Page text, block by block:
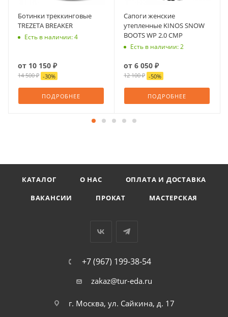
Ботинки треккинговые
TREZETA BREAKER
Есть в наличии: 4
от 10 150 ₽
14 500 ₽ -30%
ПОДРОБНЕЕ
Сапоги женские
утепленные KINOS SNOW
BOOTS WP 2.0 CMP
Есть в наличии: 2
от 6 050 ₽
12 100 ₽ -50%
ПОДРОБНЕЕ
КАТАЛОГ О НАС
ОПЛАТА И ДОСТАВКА
ВАКАНСИИ
ПРОКАТ МАСТЕРСКАЯ
+7 (967) 199-38-54
zakaz@tur-eda.ru
г. Москва, ул. Сайкина, д. 17